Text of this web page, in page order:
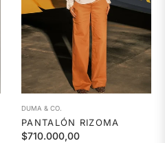
DUMA & CO.
PANTALÓN RIZOMA
Precio
$710.000,00